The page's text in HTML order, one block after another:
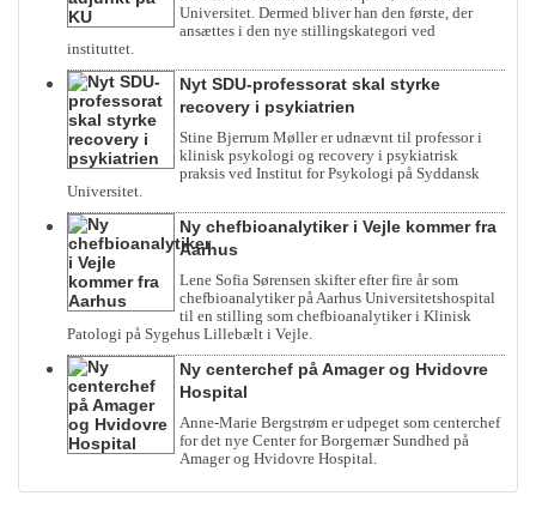
Universitet. Dermed bliver han den første, der
ansættes i den nye stillingskategori ved
instituttet.
Nyt SDU-professorat skal styrke
recovery i psykiatrien
Stine Bjerrum Møller er udnævnt til professor i
klinisk psykologi og recovery i psykiatrisk
praksis ved Institut for Psykologi på Syddansk
Universitet.
Ny chefbioanalytiker i Vejle kommer fra
Aarhus
Lene Sofia Sørensen skifter efter fire år som
chefbioanalytiker på Aarhus Universitetshospital
til en stilling som chefbioanalytiker i Klinisk
Patologi på Sygehus Lillebælt i Vejle.
Ny centerchef på Amager og Hvidovre
Hospital
Anne-Marie Bergstrøm er udpeget som centerchef
for det nye Center for Borgernær Sundhed på
Amager og Hvidovre Hospital.